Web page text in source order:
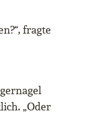
fragte
„Oder